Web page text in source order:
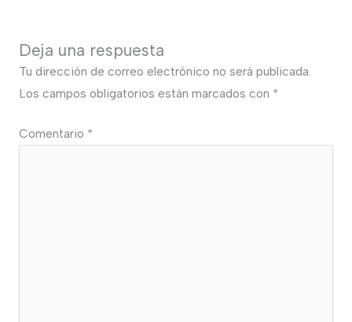
Deja una respuesta
Tu dirección de correo electrónico no será publicada.
Los campos obligatorios están marcados con *
Comentario *